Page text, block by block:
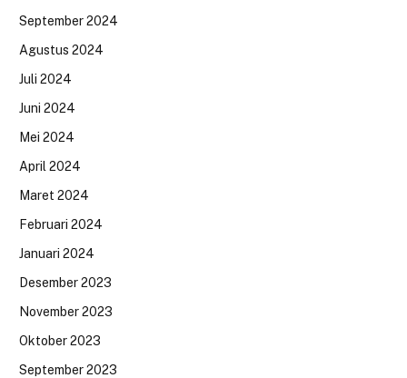
September 2024
Agustus 2024
Juli 2024
Juni 2024
Mei 2024
April 2024
Maret 2024
Februari 2024
Januari 2024
Desember 2023
November 2023
Oktober 2023
September 2023